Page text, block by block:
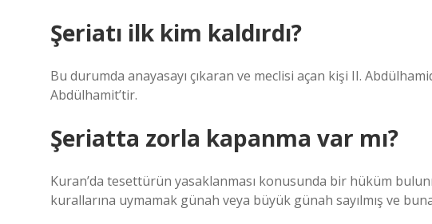
Şeriatı ilk kim kaldırdı?
Bu durumda anayasayı çıkaran ve meclisi açan kişi II.
Abdülhamit’tir.
Şeriatta zorla kapanma var mı?
Kuran’da tesettürün yasaklanması konusunda bir hüküm
kurallarına uymamak günah veya büyük günah sayılmış ve